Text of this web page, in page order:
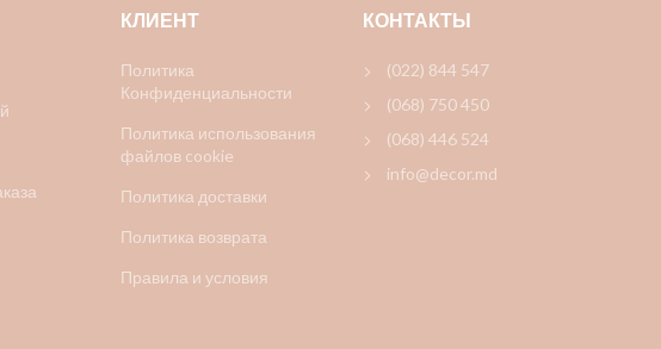
КЛИЕНТ
Политика
Конфиденциальности
Политика использования
файлов cookie
Политика доставки
Политика возврата
Правила и условия
КОНТАКТЫ
(022) 844 547
(068) 750 450
(068) 446 524
info@decor.md